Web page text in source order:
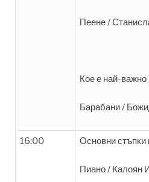
Пеене /
Кое е най-
Барабани /
16:00 Основни стъпки
Пиано / Калоян